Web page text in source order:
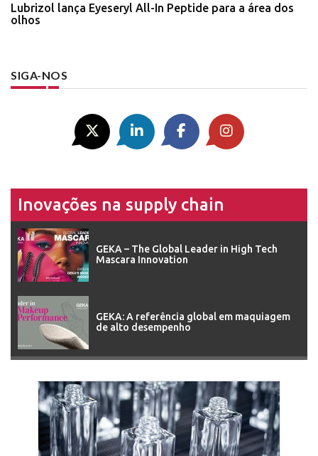
Lubrizol lança Eyeseryl All-In Peptide para a área dos
olhos
SIGA-NOS
Inovações na supply chain
GEKA – The Global Leader in High Tech
Mascara Innovation
GEKA: A referência global em maquiagem
de alto desempenho